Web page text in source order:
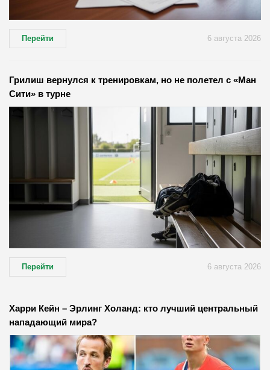
Перейти 6 августа 2026
Грилиш вернулся к тренировкам, но не полетел с «Ман
Сити» в турне
Перейти 6 августа 2026
Харри Кейн – Эрлинг Холанд: кто лучший центральный
нападающий мира?